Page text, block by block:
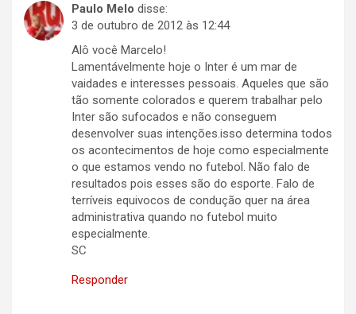
Paulo Melo disse:
3 de outubro de 2012 às 12:44
Alô você Marcelo!
Lamentávelmente hoje o Inter é um mar de
vaidades e interesses pessoais. Aqueles que são
tão somente colorados e querem trabalhar pelo
Inter são sufocados e não conseguem
desenvolver suas intenções.isso determina todos
os acontecimentos de hoje como especialmente
o que estamos vendo no futebol. Não falo de
resultados pois esses são do esporte. Falo de
terríveis equivocos de condução quer na área
administrativa quando no futebol muito
especialmente.
SC
Responder